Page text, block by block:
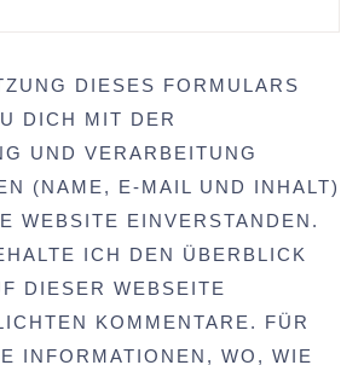
DIESES FORMULARS
DICH MIT DER
UND VERARBEITUNG
(NAME, E-MAIL UND INHALT)
WEBSITE EINVERSTANDEN.
ICH DEN ÜBERBLICK
DIESER WEBSEITE
KOMMENTARE. FÜR
INFORMATIONEN, WO, WIE